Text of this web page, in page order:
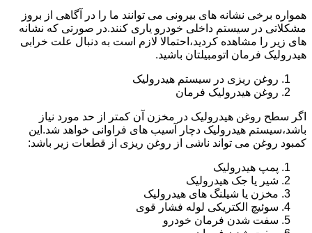
همواره برخی نشانه های بیرونی می توانند ما را در آگاهی از بروز
مشکلاتی در سیستم داخلی خودرو یاری کنند.در صورتی که نشانه
های زیر را مشاهده کردید،احتمالا لازم است به دنبال علت خرابی
هیدرولیک فرمان اتومبیلتان باشید.
روغن ریزی در سیستم هیدرولیک
روغن هیدرولیک فرمان
اگر سطح روغن هیدرولیک در مخزن آن کمتر از حد مورد نیاز
باشد،سیستم هیدرولیک دچار آسیب های فراوانی خواهد شد.این
کمبود روغن می تواند ناشی از روغن ریزی از قطعات زیر باشد:
پمپ هیدرولیک
شیر یا جک هیدرولیک
مخزن یا شیلنگ های هیدرولیک
سوئیچ الکتریکی لوله فشار قوی
سفت شدن فرمان خودرو